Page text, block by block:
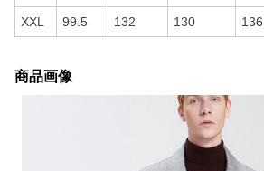
XXL 99.5 132 130 136
商品画像